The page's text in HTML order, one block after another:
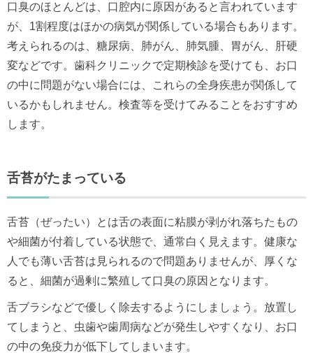
口臭のほとんどは、口腔内に原因があると言われています
が、1割程度はほかの病気が関係している場合もあります。
考えられるのは、糖尿病、肺がん、肺気腫、胃がん、肝硬
変などです。歯科クリニックで定期検診を受けても、お口
の中に問題がない場合には、これらの全身疾患が関係して
いるかもしれません。検査等を受けてみることをおすすめ
します。
舌苔がたまっている
舌苔（ぜったい）とは舌の表面に粘膜が剥がれ落ちたもの
や細菌が付着している状態で、通常白く見えます。健康な
人でも薄い舌苔は見られるので問題ありませんが、厚くな
ると、細菌が過剰に繁殖して口臭の原因となります。
舌ブラシなどで優しく除去するようにしましょう。放置し
てしまうと、虫歯や歯周病などが発生しやすくなり、お口
の中の免疫力が低下してしまいます。